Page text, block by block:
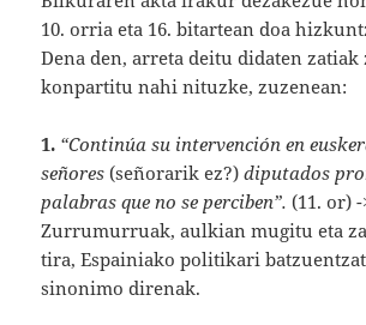
10. orria eta 16. bitartean doa
Dena den, arreta deitu didaten
konpartitu nahi nituzke, zuzenean:
1. “Continúa su intervención en
señores(señorarik ez?)diputados
palabras que no se perciben”.(11. or) -
Zurrumurruak, aulkian mugitu eta
tira, Espainiako politikari
sinonimo direnak.